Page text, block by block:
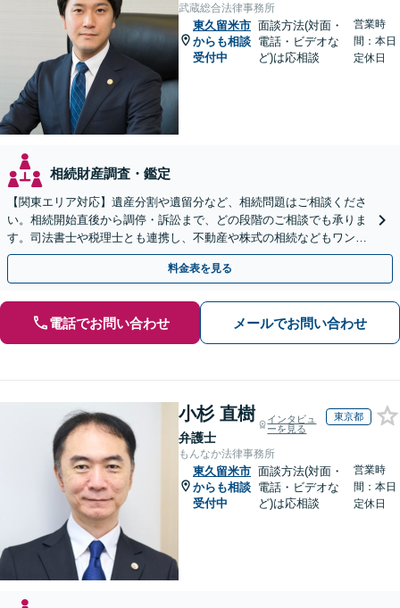
武蔵総合法律事務所
東久留米市
からも相談
受付中
面談方法(対面・
電話・ビデオな
ど)は応相談
営業時
間：本日
定休日
相続財産調査・鑑定
【関東エリア対応】遺産分割や遺留分など、相続問題はご相談くださ
い。相続開始直後から調停・訴訟まで、どの段階のご相談でも承りま
す。司法書士や税理士とも連携し、不動産や株式の相続などもワンス
トップで対応可能。遺言書作成や事業承継のご相談にも対応
料金表を見る
電話でお問い合わせ メールでお問い合わせ
小杉 直樹
弁護士
インタビュ
ーを見る
東京都
もんなか法律事務所
東久留米市
からも相談
受付中
面談方法(対面・
電話・ビデオな
ど)は応相談
営業時
間：本日
定休日